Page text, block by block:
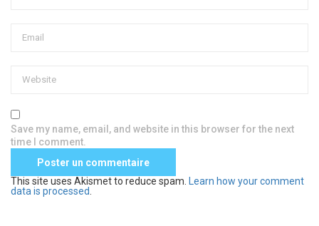
Save my name, email, and website in this browser for the next
time I comment.
This site uses Akismet to reduce spam.
Learn how your comment
data is processed